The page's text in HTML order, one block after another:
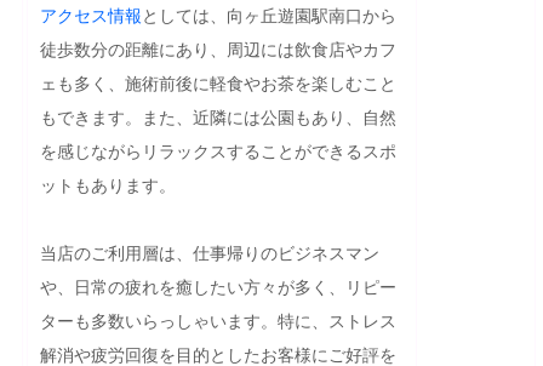
アクセス情報としては、向ヶ丘遊園駅南口から
徒歩数分の距離にあり、周辺には飲食店やカフ
ェも多く、施術前後に軽食やお茶を楽しむこと
もできます。また、近隣には公園もあり、自然
を感じながらリラックスすることができるスポ
ットもあります。
当店のご利用層は、仕事帰りのビジネスマン
や、日常の疲れを癒したい方々が多く、リピー
ターも多数いらっしゃいます。特に、ストレス
解消や疲労回復を目的としたお客様にご好評を